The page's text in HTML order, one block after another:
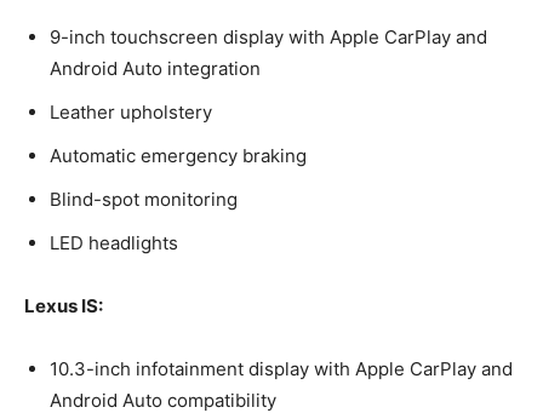
9-inch touchscreen display with Apple CarPlay and
⁢Android Auto integration
Leather ‌upholstery
Automatic emergency braking
Blind-spot monitoring
LED ⁣headlights
Lexus IS:
10.3-inch infotainment display with ‌Apple CarPlay and
Android Auto compatibility